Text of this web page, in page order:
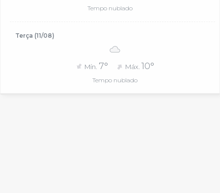
Tempo nublado
Terça (11/08)
Mín. 7° Máx. 10°
Tempo nublado